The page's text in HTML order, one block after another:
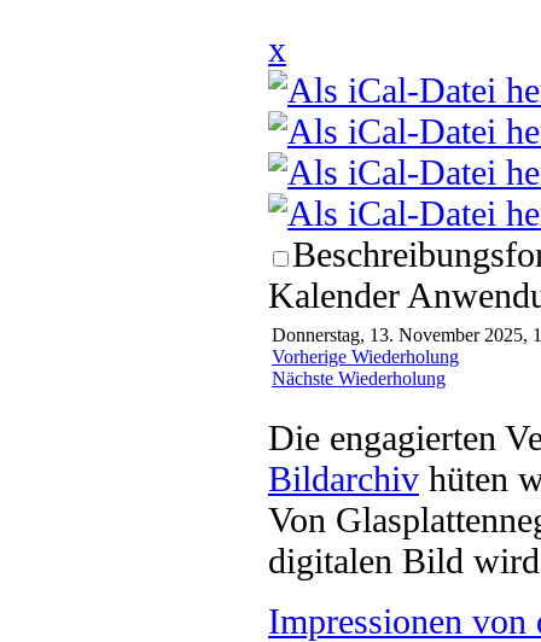
x
Kalender
Donnerstag, 13. November 2025,
Vorherige Wiederholung
Nächste Wiederholung
Die engagierten
Bildarchiv hüten
Von
digitalen Bild
Impressionen von